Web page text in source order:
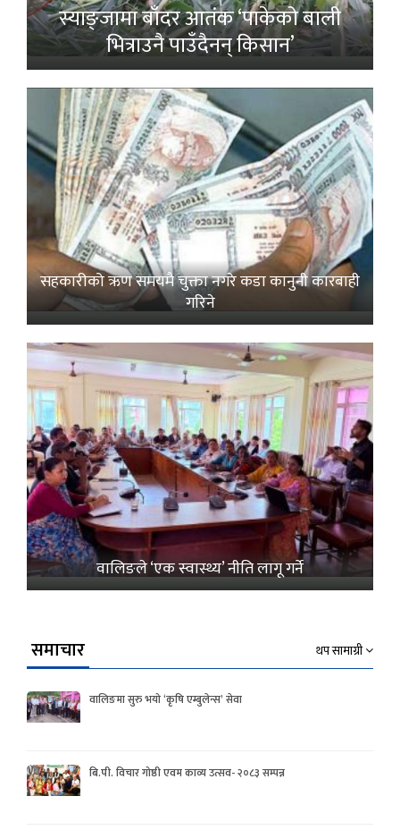
स्याङ्जामा बाँदर आतंक ‘पाकेको बाली
भित्राउनै पाउँदैनन् किसान’
सहकारीको ऋण समयमै चुक्ता नगरे कडा कानुनी कारबाही
गरिने
वालिङले ‘एक स्वास्थ्य’ नीति लागू गर्ने
समाचार थप सामाग्री
वालिङमा सुरु भयो ‘कृषि एम्बुलेन्स’ सेवा
बि.पी. विचार गोष्ठी एवम काव्य उत्सव- २०८३ सम्पन्न